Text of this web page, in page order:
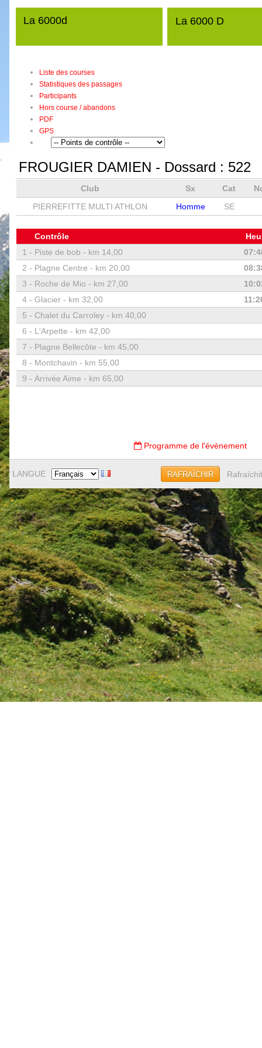
La 6000d La 6000 D
Liste des courses
Statistiques des passages
Participants
Hors course / abandons
PDF
GPS
FROUGIER DAMIEN - Dossard : 522
Club Sx Cat
PIERREFITTE MULTI ATHLON
Homme SE
Contrôle
1 - Piste de bob - km 14,00
2 - Plagne Centre - km 20,00
3 - Roche de Mio - km 27,00
4 - Glacier - km 32,00
5 - Chalet du Carroley - km 40,00
6 - L'Arpette - km 42,00
7 - Plagne Bellecôte - km 45,00
8 - Montchavin - km 55,00
9 - Arrivée Aime - km 65,00
Programme de l'évènement
LANGUE RAFRAÎCHIR